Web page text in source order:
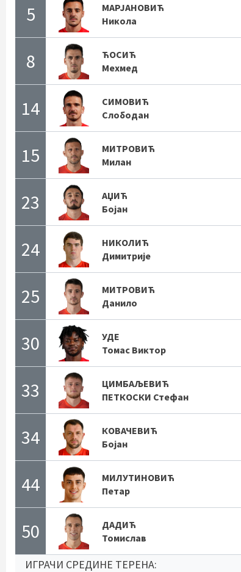
5
МАРЈАНОВИЋ
Никола
8
ЋОСИЋ
Мехмед
14
СИМОВИЋ
Слободан
15
МИТРОВИЋ
Милан
23
АЏИЋ
Бојан
24
НИКОЛИЋ
Димитрије
25
МИТРОВИЋ
Данило
30
УДЕ
Томас Виктор
33
ЦИМБАЉЕВИЋ
ПЕТКОСКИ Стефан
34
КОВАЧЕВИЋ
Бојан
44
МИЛУТИНОВИЋ
Петар
50
ДАДИЋ
Томислав
ИГРАЧИ СРЕДИНЕ ТЕРЕНА: